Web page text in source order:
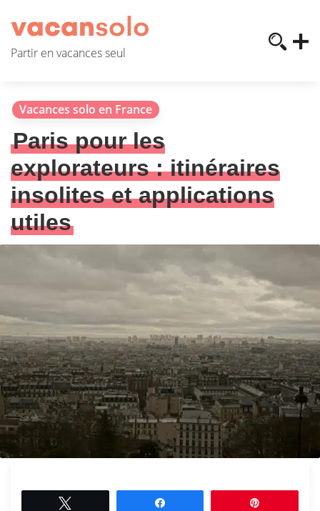
Partir en vacances seul
Vacances solo en France
Paris pour les
explorateurs : itinéraires
insolites et applications
utiles